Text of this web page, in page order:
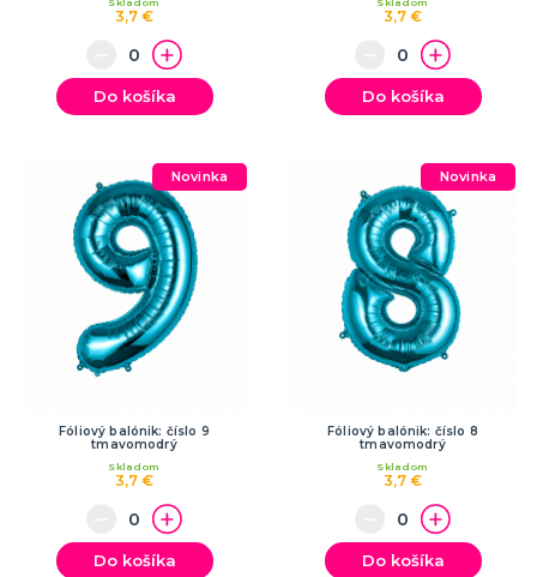
3,7 €
Do košíka
3,7 €
Do košíka
Novinka
Fóliový balónik: číslo 9
tmavomodrý
3,7 €
Skladom
Do košíka
Novinka
Fóliový balónik: číslo 8
tmavomodrý
3,7 €
Skladom
Do košíka